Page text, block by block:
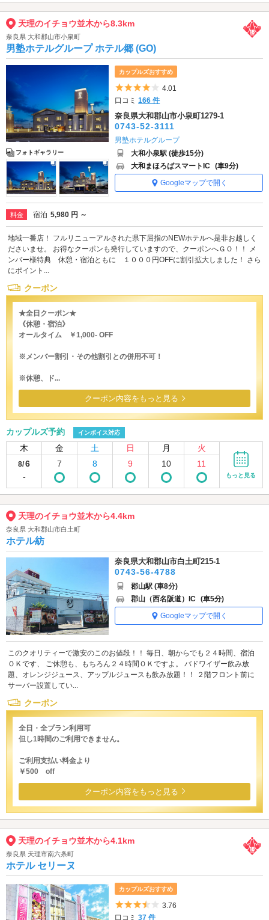
天理のイチョウ並木から8.3km
奈良県 大和郡山市小泉町
男塾ホテルグループ ホテル郷 (GO)
フォトギャラリー
カップルズおすすめ
5つ星のうち4
4.01
口コミ166 件
奈良県大和郡山市小泉町1279-1
0743-52-3111
男塾ホテルグループ
大和小泉駅 (徒歩15分)
大和まほろばスマートIC (車9分)
Googleマップで開く
料金 宿泊 5,980 円 ～
地域一番店！ フルリニューアルされた県下屈指のNEWホテルへ是非お越しく
ださいませ。 お得なクーポンも発行していますので、クーポンへＧＯ！！ メ
ンバー様特典 休憩・宿泊ともに １０００円OFFに割引拡大しました！ さら
にポイント...
クーポン
★全日クーポン★
《休憩・宿泊》
オールタイム ￥1,000- OFF
※メンバー割引・その他割引との併用不可！
※休憩、ド...
クーポン内容をもっと見る
カップルズ予約 インボイス対応
木 金 土 日 月 火
8/6
-
7 8 9 10 11
もっと見る
天理のイチョウ並木から4.4km
奈良県 大和郡山市白土町
ホテル紡
奈良県大和郡山市白土町215-1
0743-56-4788
郡山駅 (車8分)
郡山（西名阪道）IC (車5分)
Googleマップで開く
このクオリティーで激安のこのお値段！！ 毎日、朝からでも２４時間、宿泊
ＯＫです、 ご休憩も、もちろん２４時間ＯＫですよ。 バドワイザー飲み放
題、オレンジジュース、アップルジュースも飲み放題！！ ２階フロント前に
サーバー設置してい...
クーポン
全日・全プラン利用可
但し1時間のご利用できません。
ご利用支払い料金より
￥500 off
クーポン内容をもっと見る
天理のイチョウ並木から4.1km
奈良県 天理市南六条町
ホテル セリーヌ
カップルズおすすめ
5つ星のうち3.5
3.76
口コミ37 件